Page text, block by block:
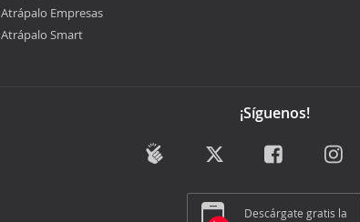
Atrápalo Empresas
Atrápalo Smart
¡Síguenos!
Descárgate gratis la